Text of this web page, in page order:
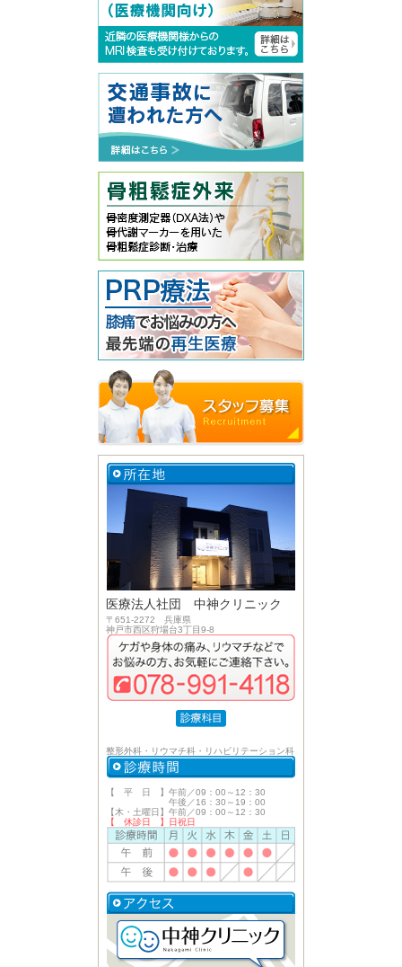
医療法人社団 中神クリニック
〒651-2272 兵庫県
神戸市西区狩場台3丁目9-8
整形外科・リウマチ科・リハビリテーション科
【 平 日 】午前／09：00～12：30
午後／16：30～19：00
【木・土曜日】午前／09：00～12：30
【 休診日 】日祝日